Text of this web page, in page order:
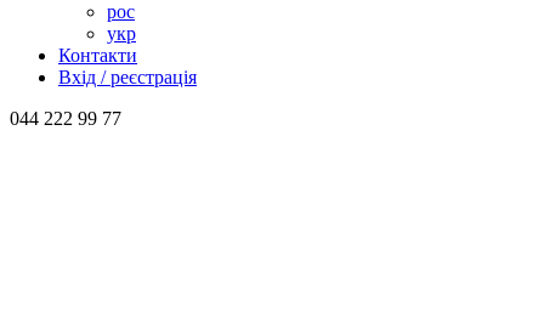
рос
укр
Контакти
Вхід / реєстрація
044 222 99 77